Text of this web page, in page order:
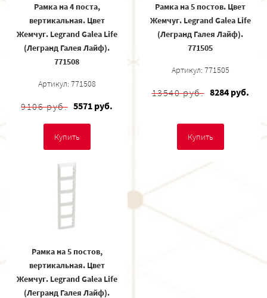
Рамка на 4 поста,
вертикальная. Цвет
Жемчуг. Legrand Galea Life
(Легранд Галея Лайф).
771508
Артикул: 771508
9106 руб. 5571 руб.
Купить
Рамка на 5 постов. Цвет
Жемчуг. Legrand Galea Life
(Легранд Галея Лайф).
771505
Артикул: 771505
13540 руб. 8284 руб.
Купить
Рамка на 5 постов,
вертикальная. Цвет
Жемчуг. Legrand Galea Life
(Легранд Галея Лайф).